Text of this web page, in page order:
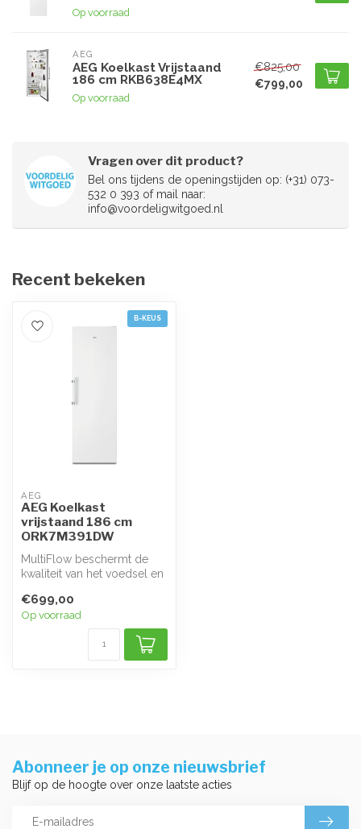
Op voorraad
AEG
AEG Koelkast Vrijstaand
186 cm RKB638E4MX
Op voorraad
€825,00
€799,00
Vragen over dit product?
Bel ons tijdens de openingstijden op: (+31) 073-
532 0 393 of mail naar:
info@voordeligwitgoed.nl
Recent bekeken
B-KEUS
AEG
AEG Koelkast
vrijstaand 186 cm
ORK7M391DW
MultiFlow beschermt de
kwaliteit van het voedsel en
temp...
€699,00
Op voorraad
Abonneer je op onze nieuwsbrief
Blijf op de hoogte over onze laatste acties